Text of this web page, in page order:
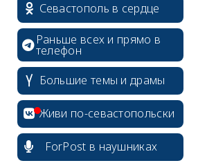
Севастополь в сердце
Раньше всех и прямо в
телефон
Большие темы и драмы
Живи по-севастопольски
ForPost в наушниках